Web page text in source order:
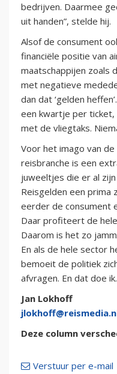
bedrijven. Daarmee
uit handen”, stelde hij.
Alsof de consument
financiële positie van
maatschappijen zoals
met negatieve
dan dat ‘gelden
een kwartje per ticket,
met de vliegtaks.
Voor het imago van
reisbranche is een
juweeltjes die er al
Reisgelden een prima
eerder de consument
Daar profiteert de
Daarom is het zo
En als de hele sector
bemoeit de politiek
afvragen. En dat doe ik.
Jan Lokhoff
Deze column
Verstuur per e-mail